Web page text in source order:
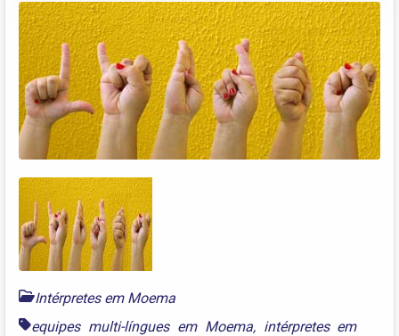
Intérpretes em Moema
equipes multi-língues em Moema, intérpretes em